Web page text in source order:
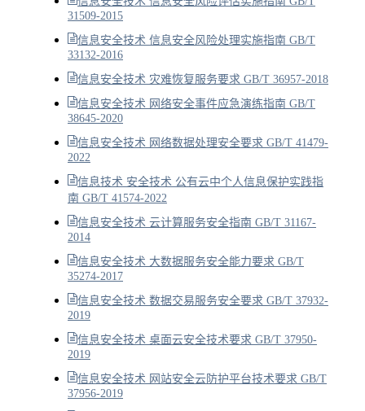
31509-2015
信息安全技术 信息安全风险处理实施指南 GB/T
33132-2016
信息安全技术 灾难恢复服务要求 GB/T 36957-2018
信息安全技术 网络安全事件应急演练指南 GB/T
38645-2020
信息安全技术 网络数据处理安全要求 GB/T 41479-
2022
信息技术 安全技术 公有云中个人信息保护实践指
南 GB/T 41574-2022
信息安全技术 云计算服务安全指南 GB/T 31167-
2014
信息安全技术 大数据服务安全能力要求 GB/T
35274-2017
信息安全技术 数据交易服务安全要求 GB/T 37932-
2019
信息安全技术 桌面云安全技术要求 GB/T 37950-
2019
信息安全技术 网站安全云防护平台技术要求 GB/T
37956-2019